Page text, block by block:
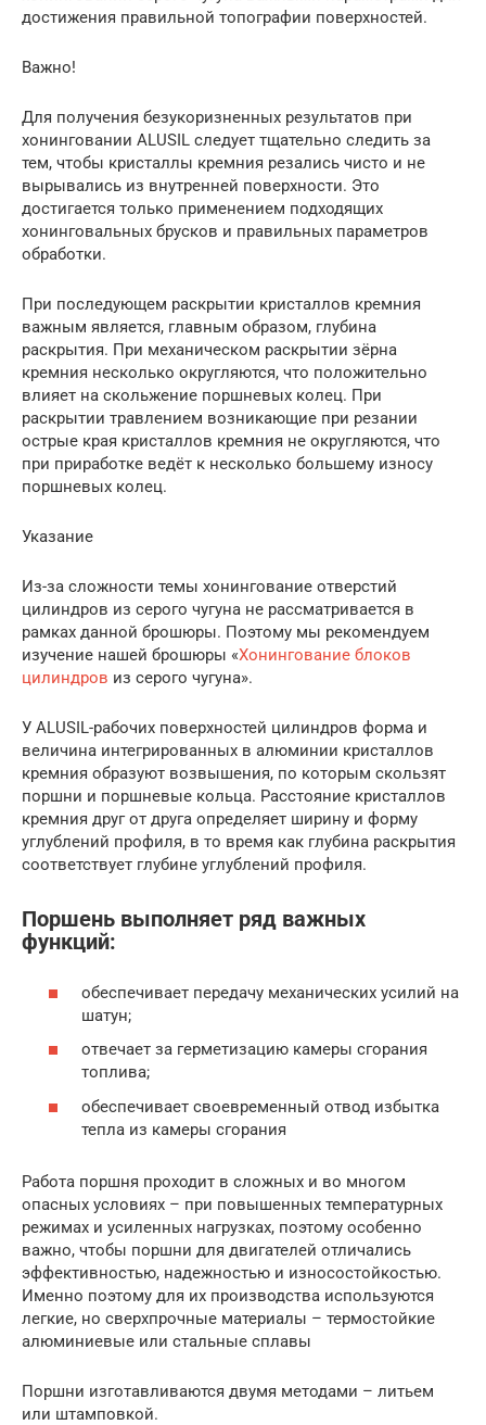
достижения правильной топографии поверхностей.
Важно!
Для получения безукоризненных результатов при
хонинговании ALUSIL следует тщательно следить за
тем, чтобы кристаллы кремния резались чисто и не
вырывались из внутренней поверхности. Это
достигается только применением подходящих
хонинговальных брусков и правильных параметров
обработки.
При последующем раскрытии кристаллов кремния
важным является, главным образом, глубина
раскрытия. При механическом раскрытии зёрна
кремния несколько округляются, что положительно
влияет на скольжение поршневых колец. При
раскрытии травлением возникающие при резании
острые края кристаллов кремния не округляются, что
при приработке ведёт к несколько большему износу
поршневых колец.
Указание
Из-за сложности темы хонингование отверстий
цилиндров из серого чугуна не рассматривается в
рамках данной брошюры. Поэтому мы рекомендуем
изучение нашей брошюры «Хонингование блоков
цилиндров из серого чугуна».
У ALUSIL-рабочих поверхностей цилиндров форма и
величина интегрированных в алюминии кристаллов
кремния образуют возвышения, по которым скользят
поршни и поршневые кольца. Расстояние кристаллов
кремния друг от друга определяет ширину и форму
углублений профиля, в то время как глубина раскрытия
соответствует глубине углублений профиля.
Поршень выполняет ряд важных
функций:
обеспечивает передачу механических усилий на
шатун;
отвечает за герметизацию камеры сгорания
топлива;
обеспечивает своевременный отвод избытка
тепла из камеры сгорания
Работа поршня проходит в сложных и во многом
опасных условиях – при повышенных температурных
режимах и усиленных нагрузках, поэтому особенно
важно, чтобы поршни для двигателей отличались
эффективностью, надежностью и износостойкостью.
Именно поэтому для их производства используются
легкие, но сверхпрочные материалы – термостойкие
алюминиевые или стальные сплавы
Поршни изготавливаются двумя методами – литьем
или штамповкой.